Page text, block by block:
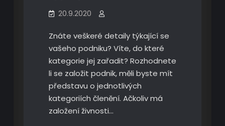
20.9.2020
Znáte veškeré detaily týkající se
vašeho podniku? Víte, do které
kategorie jej zařadit? Rozhodnete
li se založit podnik, měli byste mít
představu o jednotlivých
kategoriích členění. Ačkoliv má
založení živnosti…